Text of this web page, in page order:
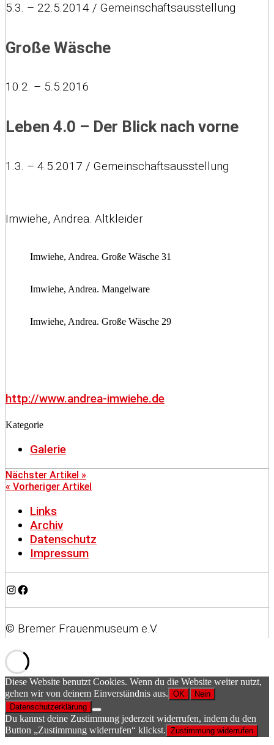
5.3. – 22.5.2014 / Gemeinschaftsausstellung
Große Wäsche
10.2. – 5.5.2016
Leben 4.0 – Der Blick nach vorne
1.3. – 4.5.2017 / Gemeinschaftsausstellung
Imwiehe, Andrea. Altkleider
Imwiehe, Andrea. Große Wäsche 31
Imwiehe, Andrea. Mangelware
Imwiehe, Andrea. Große Wäsche 29
http://www.andrea-imwiehe.de
Kategorie
Galerie
Nächster Artikel »
« Vorheriger Artikel
Links
Archiv
Datenschutz
Impressum
Instagram
Facebook
© Bremer Frauenmuseum e.V.
Diese Website benutzt Cookies. Wenn du die Website weiter nutzt,
gehen wir von deinem Einverständnis aus. OK
Nein
Datenschutzerklärung
Du kannst deine Zustimmung jederzeit widerrufen, indem du den
Button „Zustimmung widerrufen“ klickst. Zustimmung widerrufen